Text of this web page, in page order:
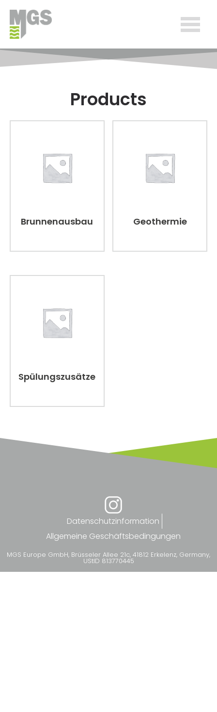
Products
Brunnenausbau Geothermie
Spülungszusätze
Datenschutzinformation
Allgemeine Geschäftsbedingungen
MGS Europe GmbH, Brüsseler Allee 21c, 41812 Erkelenz, Germany,
UStID 813770445